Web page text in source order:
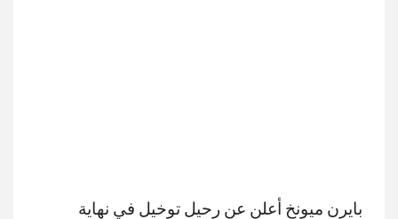
بايرن ميونخ أعلن عن رحيل توخيل في نهاية